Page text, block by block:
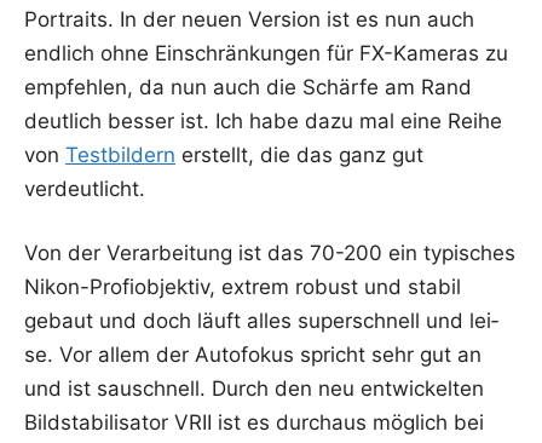
Por­traits. In der neu­en Ver­si­on ist es nun auch
end­lich ohne Ein­schrän­kun­gen für FX-Kame­ras zu
emp­feh­len, da nun auch die Schär­fe am Rand
deut­lich bes­ser ist. Ich habe dazu mal eine Rei­he
von Test­bil­dern erstellt, die das ganz gut
verdeutlicht.
Von der Ver­ar­bei­tung ist das 70-200 ein typi­sches
Nikon-Pro­fi­ob­jek­tiv, extrem robust und sta­bil
gebaut und doch läuft alles super­schnell und lei­
se. Vor allem der Auto­fo­kus spricht sehr gut an
und ist sau­schnell. Durch den neu ent­wi­ckel­ten
Bild­sta­bi­li­sa­tor VRII ist es durch­aus mög­lich bei